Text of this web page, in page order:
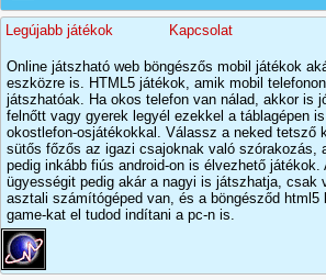
Legújabb játékok Kapcsolat
Online játszható web böngészős mobil játékok
eszközre is. HTML5 játékok, amik mobil
játszhatóak. Ha okos telefon van nálad, akkor is
felnőtt vagy gyerek legyél ezekkel a táblagépen
okostlefon-osjátékokkal. Válassz a neked tetsző
sütős főzős az igazi csajoknak való szórakozás,
pedig inkább fiús android-on is élvezhető játékok.
ügyességit pedig akár a nagyi is játszhatja, csak
asztali számítógéped van, és a böngésződ html5
game-kat el tudod indítani a pc-n is.